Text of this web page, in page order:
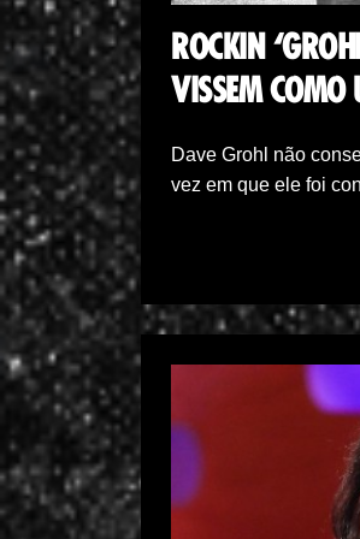
ROCKIN
VISSEM COMO
Dave Grohl não
vez em que ele foi